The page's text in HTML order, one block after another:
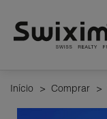
Início > Comprar >